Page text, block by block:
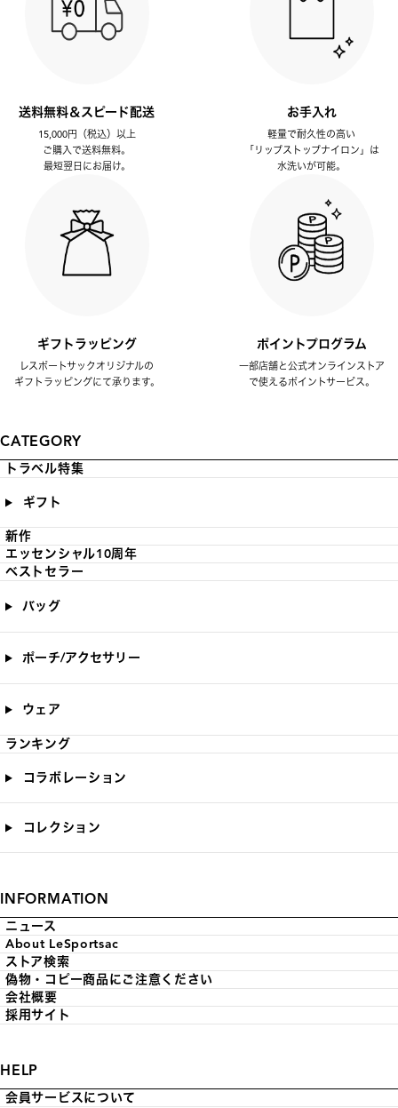
送料無料＆スピード配送
15,000円（税込）以上
ご購入で送料無料。
最短翌日にお届け。
お手入れ
軽量で耐久性の高い
「リップストップナイロン」は
水洗いが可能。
ギフトラッピング
レスポートサックオリジナルの
ギフトラッピングにて承ります。
ポイントプログラム
一部店舗と公式オンラインストア
で使えるポイントサービス。
CATEGORY
トラベル特集
ギフト
新作
エッセンシャル10周年
ベストセラー
バッグ
ポーチ/アクセサリー
ウェア
ランキング
コラボレーション
コレクション
INFORMATION
ニュース
About LeSportsac
ストア検索
偽物・コピー商品にご注意ください
会社概要
採用サイト
HELP
会員サービスについて